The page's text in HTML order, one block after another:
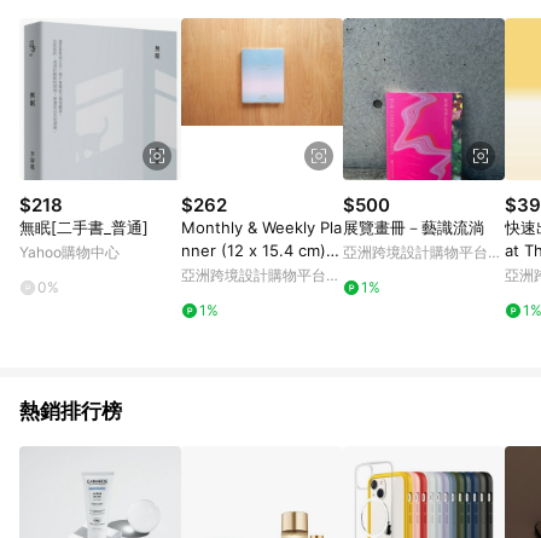
值點數、點數/禮物卡 [2025/2/16起適用] - 票券全品項
[2026/6/2起適用] 《5》回饋點數的計算將會排除【訂單活動折
扣 (含折價券折扣)】、【P幣扣抵】、【現金積點扣抵】及【訂單
運費】等金額。 《6》符合LINE POINTS回饋資格之訂單將於商
家訂單頁面標示「LINE回饋」，若無此標示則 不符合回饋LINE
POINTS點數資格亦不得使用點數紅包 。 《7》LINE購物設有
「單一商品最高回饋點數」機制 (特殊活動時開放「回饋無上
限」)，以同一訂單中同一商品不論件數計算，並依訂單成立時間
當下LINE購物所設定的回饋機制為準。 《8》LINE購物為購物資
訊整合性平台，商品資料更新會有時間差，如顯示之商品規格、
顏色、價位、贈品與PChome 24h購物銷售網頁不符，以銷售網
頁標示為準！
$218
無眠[二手書_普通]
Yahoo購物中心
0%
$262
Monthly & Weekly Pla
nner (12 x 15.4 cm):
GRADIENT PINK
亞洲跨境設計購物平台
1%
$500
展覽畫冊－藝識流淌
亞洲跨境設計購物平台
1%
$39
快速
at
入
亞洲
1%
熱銷排行榜